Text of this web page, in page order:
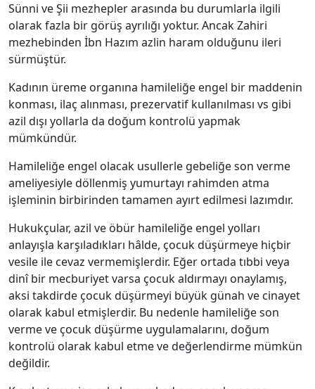
Sünni ve Şii mezhepler arasında bu durumlarla ilgili
olarak fazla bir görüş ayrılığı yoktur. Ancak Zahiri
mezhebinden İbn Hazım azlin haram olduğunu ileri
sürmüştür.
Kadının üreme organına hamileliğe engel bir maddenin
konması, ilaç alınması, prezervatif kullanılması vs gibi
azil dışı yollarla da doğum kontrolü yapmak
mümkündür.
Hamileliğe engel olacak usullerle gebeliğe son verme
ameliyesiyle döllenmiş yumurtayı rahimden atma
işleminin birbirinden tamamen ayırt edilmesi lazımdır.
Hukukçular, azil ve öbür hamileliğe engel yolları
anlayışla karşıladıkları hâlde, çocuk düşürmeye hiçbir
vesile ile cevaz vermemişlerdir. Eğer ortada tıbbi veya
dinî bir mecburiyet varsa çocuk aldırmayı onaylamış,
aksi takdirde çocuk düşürmeyi büyük günah ve cinayet
olarak kabul etmişlerdir. Bu nedenle hamileliğe son
verme ve çocuk düşürme uygulamalarını, doğum
kontrolü olarak kabul etme ve değerlendirme mümkün
değildir.